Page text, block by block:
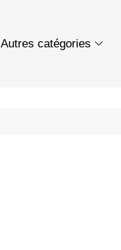
Autres catégories